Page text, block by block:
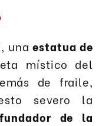
unaestatua de
místico del
de fraile,
severo la
de la